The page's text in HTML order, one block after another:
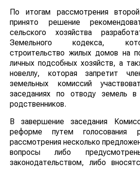
По итогам рассмотрения
принято решение
сельского хозяйства
Земельного кодекса,
строительство жилых домов на
личных подсобных хозяйств, а
новеллу, которая запретит
земельных комиссий
заседаниях по отводу земель
родственников.
В завершение заседания
реформе путем голосования
рассмотрения несколько
вопросы либо
законодательством, либо